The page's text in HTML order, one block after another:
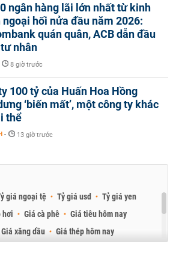
ngân hàng lãi lớn nhất từ kinh
ngoại hối nửa đầu năm 2026:
quán quân, ACB dẫn đầu
nhân
8 giờ trước
100 tỷ của Huấn Hoa Hồng
‘biến mất’, một công ty khác
thể
- 13 giờ trước
giá ngoại tệ Tỷ giá usd
Tỷ giá yen
hơi Giá cà phê
Giá tiêu hôm nay
Giá xăng dầu
Giá thép hôm nay